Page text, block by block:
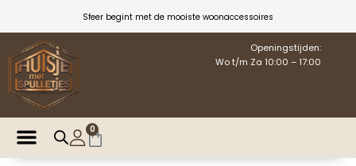
inhoud
Sfeer begint met de mooiste woonaccessoires
Openingstijden:
Wo t/m Za 10:00 – 17:00
0
Winkelwagen